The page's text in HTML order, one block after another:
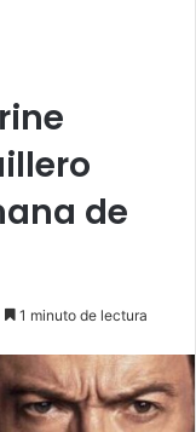
de
1 minuto de lectura